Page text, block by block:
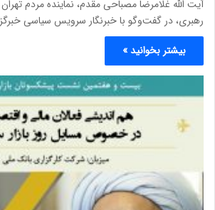
آیت الله غلامرضا مصباحی مقدم، نماینده مردم
رهبری، در گفت‌وگو با خبرنگار سرویس سیاسی
بیشتر بخوانید »